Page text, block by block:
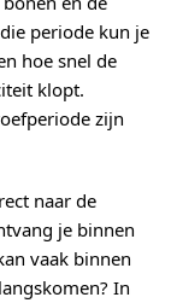
periode kun je
hoe snel de
klopt.
zijn
naar de
je binnen
vaak binnen
In